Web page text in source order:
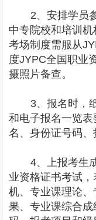
2、安排学员
中专院校和培训
考场制度需服从
度JYPC全国职业
摄照片备查。
3、报名时，
和电子报名一览
名、身份证号码、
4、上报考生
业资格证书考试
机、专业课理论
果、专业课综合